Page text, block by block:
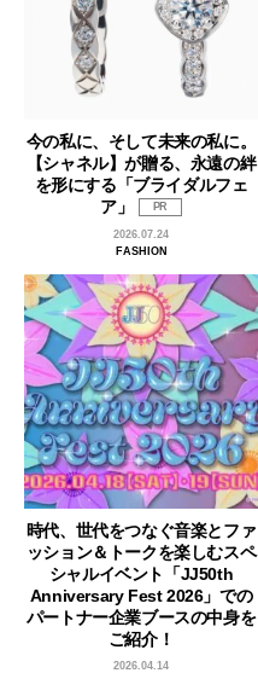
今の私に、そして未来の私に。
【シャネル】が贈る、永遠の絆
を形にする「ブライダルフェ
ア」
PR
2026.07.24
FASHION
時代、世代をつなぐ音楽とファ
ッション＆トークを楽しむスペ
シャルイベント「JJ50th
Anniversary Fest 2026」での
パートナー企業ブースの中身を
ご紹介！
2026.04.14